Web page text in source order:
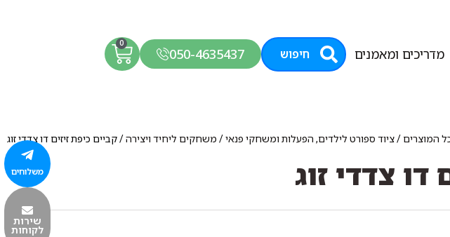
מדריכים ומאמנים חיפוש 050-4635437
0
המוצרים /ציוד ספורט לילדים, הפעלות ומשחקי פנאי/ משחקים ליחיד ויצירה/ קביים כיפת זיזים דו צדדי זוג
דו צדדי זוג משלוחים
שירות
לקוחות